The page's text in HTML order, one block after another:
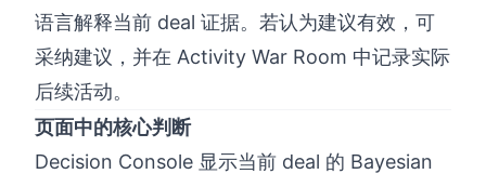
语言解释当前 deal 证据。若认为建议有效，可
采纳建议，并在 Activity War Room 中记录实际
后续活动。
页面中的核心判断
Decision Console 显示当前 deal 的 Bayesian